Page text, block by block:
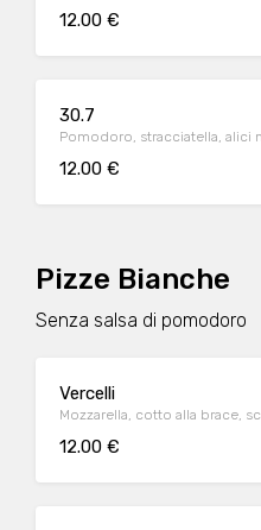
12.00 €
30.7
Pomodoro, stracciatella, alici
12.00 €
Pizze Bianche
Senza salsa di pomodoro
Vercelli
Mozzarella, cotto alla brace,
12.00 €